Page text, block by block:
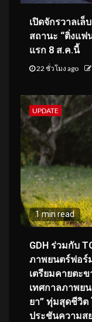
เปิดจักรวาลเล็
สถานะ “ติ่งแฟ
แรก 8 ส.ค.นี้
22 ชั่วโมง ago
UPDATE
1 min read
GDH ร่วมกับ
ภาพยนตร์ฟอร์
เตรียมคายตะ
เทศกาลภาพย
ยา” ทุ่มสุดชีวิ
ประชันความส